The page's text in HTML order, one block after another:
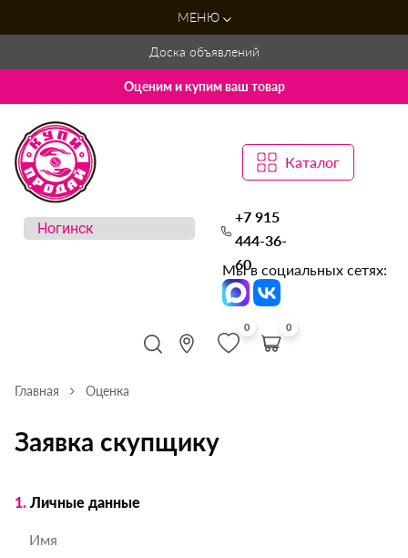
МЕНЮ
Доска объявлений
Оценим и купим ваш товар
Каталог
+7 915
444-36-
60
Мы в социальных сетях:
0 0
Главная Оценка
Заявка скупщику
1. Личные данные